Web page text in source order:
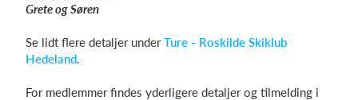
Grete og Søren
Se lidt flere detaljer underTure - Roskilde Skiklub
Hedeland.
For medlemmer findes yderligere detaljer og tilmelding i